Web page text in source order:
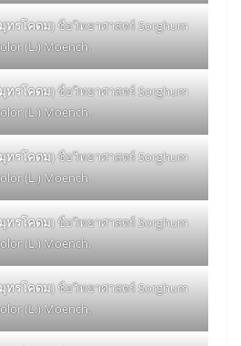
ทรโคดม)ชื่อวิทยาศาสตร์ Sorghum
(L.) Moench.
ทรโคดม)ชื่อวิทยาศาสตร์ Sorghum
(L.) Moench.
ทรโคดม)ชื่อวิทยาศาสตร์ Sorghum
(L.) Moench.
ทรโคดม)ชื่อวิทยาศาสตร์ Sorghum
(L.) Moench.
ทรโคดม)ชื่อวิทยาศาสตร์ Sorghum
(L.) Moench.